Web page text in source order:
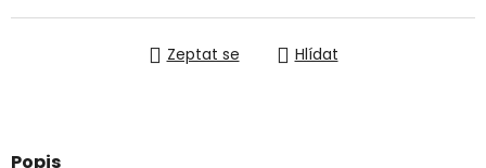
Zeptat se Hlídat
Popis